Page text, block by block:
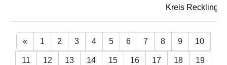
Kreis
« 1 2 3 4 5 6 7 8 9 10
11 12 13 14 15 16 17 18 19